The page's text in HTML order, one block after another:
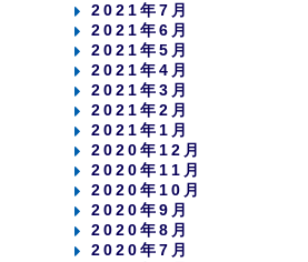
2021年7月
2021年6月
2021年5月
2021年4月
2021年3月
2021年2月
2021年1月
2020年12月
2020年11月
2020年10月
2020年9月
2020年8月
2020年7月